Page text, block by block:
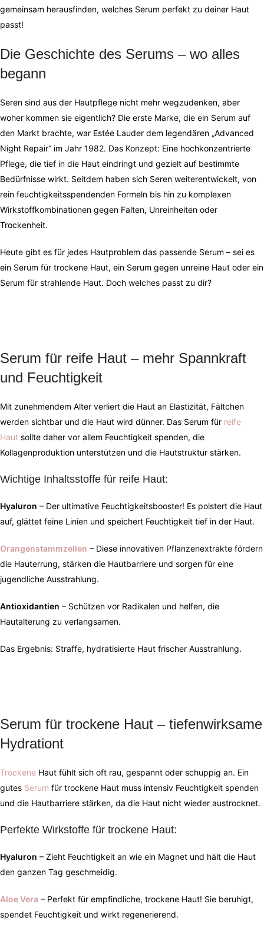
gemeinsam herausfinden, welches Serum perfekt zu deiner Haut
passt!
Die Geschichte des Serums – wo alles
begann
Seren sind aus der Hautpflege nicht mehr wegzudenken, aber
woher kommen sie eigentlich? Die erste Marke, die ein Serum auf
den Markt brachte, war Estée Lauder dem legendären „Advanced
Night Repair“ im Jahr 1982. Das Konzept: Eine hochkonzentrierte
Pflege, die tief in die Haut eindringt und gezielt auf bestimmte
Bedürfnisse wirkt. Seitdem haben sich Seren weiterentwickelt, von
rein feuchtigkeitsspendenden Formeln bis hin zu komplexen
Wirkstoffkombinationen gegen Falten, Unreinheiten oder
Trockenheit.
Heute gibt es für jedes Hautproblem das passende Serum – sei es
ein Serum für trockene Haut, ein Serum gegen unreine Haut oder ein
Serum für strahlende Haut. Doch welches passt zu dir?
Serum für reife Haut – mehr Spannkraft
und Feuchtigkeit
Mit zunehmendem Alter verliert die Haut an Elastizität, Fältchen
werden sichtbar und die Haut wird dünner. Das Serum für reife
Haut sollte daher vor allem Feuchtigkeit spenden, die
Kollagenproduktion unterstützen und die Hautstruktur stärken.
Wichtige Inhaltsstoffe für reife Haut:
Hyaluron – Der ultimative Feuchtigkeitsbooster! Es polstert die Haut
auf, glättet feine Linien und speichert Feuchtigkeit tief in der Haut.
Orangenstammzellen – Diese innovativen Pflanzenextrakte fördern
die Hauterrung, stärken die Hautbarriere und sorgen für eine
jugendliche Ausstrahlung.
Antioxidantien – Schützen vor Radikalen und helfen, die
Hautalterung zu verlangsamen.
Das Ergebnis: Straffe, hydratisierte Haut frischer Ausstrahlung.
Serum für trockene Haut – tiefenwirksame
Hydrationt
Trockene Haut fühlt sich oft rau, gespannt oder schuppig an. Ein
gutes Serum für trockene Haut muss intensiv Feuchtigkeit spenden
und die Hautbarriere stärken, da die Haut nicht wieder austrocknet.
Perfekte Wirkstoffe für trockene Haut:
Hyaluron – Zieht Feuchtigkeit an wie ein Magnet und hält die Haut
den ganzen Tag geschmeidig.
Aloe Vera – Perfekt für empfindliche, trockene Haut! Sie beruhigt,
spendet Feuchtigkeit und wirkt regenerierend.